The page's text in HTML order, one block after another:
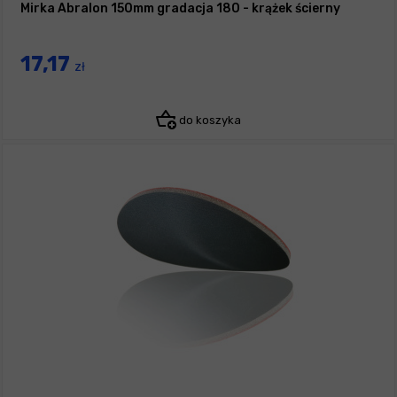
Mirka Abralon 150mm gradacja 180 - krążek ścierny
17,17 zł
do koszyka